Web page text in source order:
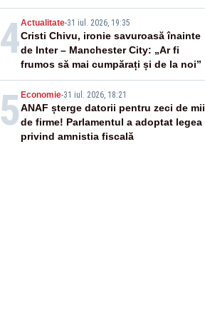
4Actualitate-31 iul. 2026, 19:35
Cristi Chivu, ironie savuroasă înainte
de Inter – Manchester City: „Ar fi
frumos să mai cumpărați și de la noi”
5 Economie-31 iul. 2026, 18:21
ANAF șterge datorii pentru zeci de mii
de firme! Parlamentul a adoptat legea
privind amnistia fiscală